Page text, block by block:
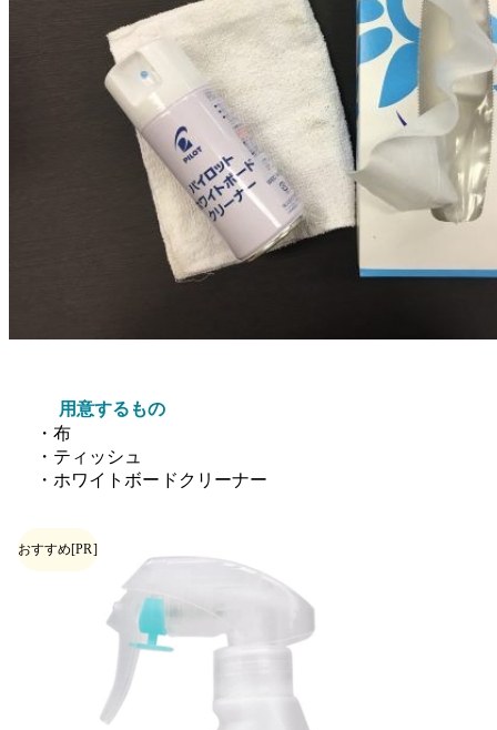
用意するもの
・布
・ティッシュ
・ホワイトボードクリーナー
おすすめ[PR]